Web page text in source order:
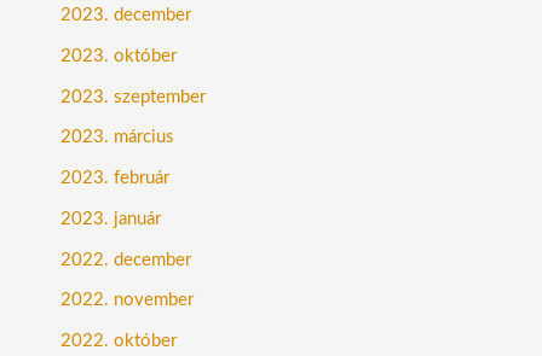
2023. december
2023. október
2023. szeptember
2023. március
2023. február
2023. január
2022. december
2022. november
2022. október